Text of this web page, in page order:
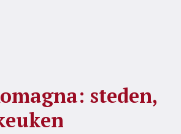
steden,